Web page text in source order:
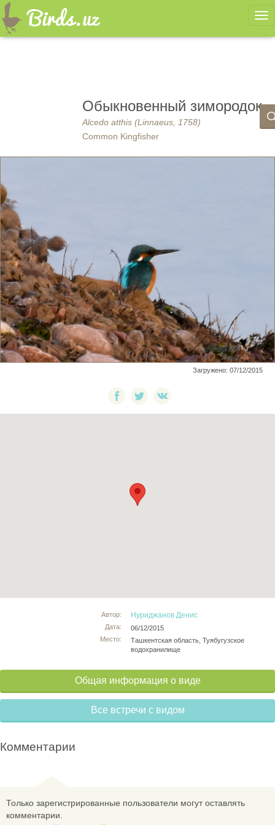
Обыкновенный зимородок
Alcedo atthis (Linnaeus, 1758)
Common Kingfisher
Загружено: 07/12/2015
Автор:
Дата:
Место:
Нуриджанов Денис
06/12/2015
Ташкентская область, Туябугузское
водохранилище
Общая информация о виде
Все встречи с видом
Комментарии
Только зарегистрированные пользователи могут оставлять
комментарии.